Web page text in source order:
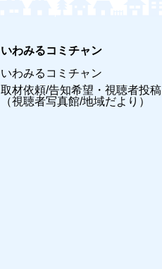
いわみるコミチャン
いわみるコミチャン
取材依頼/告知希望・視聴者投稿
（視聴者写真館/地域だより）